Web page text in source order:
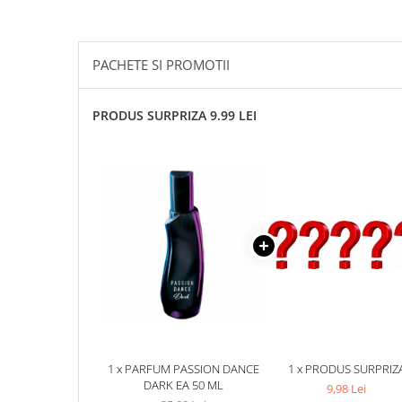
PACHETE SI PROMOTII
PRODUS SURPRIZA 9.99 LEI
1 x PARFUM PASSION DANCE
DARK EA 50 ML
1 x PRODUS
9,98 Lei